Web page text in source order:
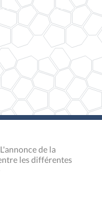
de la
les différentes